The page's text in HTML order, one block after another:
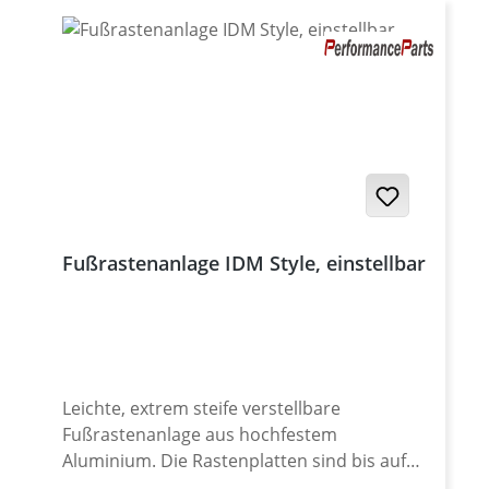
Fußrastenanlage IDM Style, einstellbar
Leichte, extrem steife verstellbare
Fußrastenanlage aus hochfestem
Aluminium. Die Rastenplatten sind bis auf